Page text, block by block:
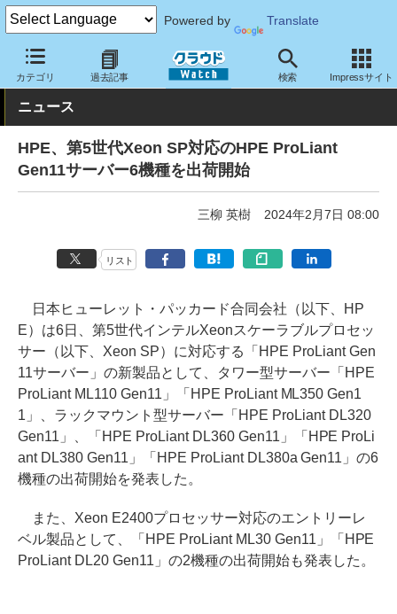
Powered by Translate
カテゴリ 過去記事 検索 Impressサイト
クラウド Watch ハード・インフラ ハードウェア サーバー
ニュース
HPE、第5世代Xeon SP対応のHPE ProLiant
Gen11サーバー6機種を出荷開始
三柳 英樹 2024年2月7日 08:00
リスト
日本ヒューレット・パッカード合同会社（以下、HP
E）は6日、第5世代インテルXeonスケーラブルプロセッ
サー（以下、Xeon SP）に対応する「HPE ProLiant Gen
11サーバー」の新製品として、タワー型サーバー「HPE
ProLiant ML110 Gen11」「HPE ProLiant ML350 Gen1
1」、ラックマウント型サーバー「HPE ProLiant DL320
Gen11」、「HPE ProLiant DL360 Gen11」「HPE ProLi
ant DL380 Gen11」「HPE ProLiant DL380a Gen11」の6
機種の出荷開始を発表した。
また、Xeon E2400プロセッサー対応のエントリーレ
ベル製品として、「HPE ProLiant ML30 Gen11」「HPE
ProLiant DL20 Gen11」の2機種の出荷開始も発表した。